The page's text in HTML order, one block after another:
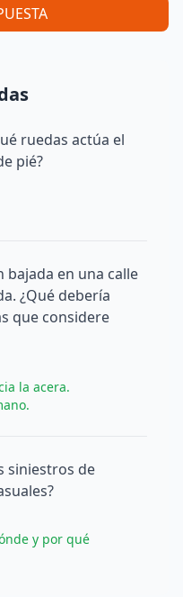
ruedas actúa el
pié?
bajada en una calle
¿Qué debería
que considere
la acera.
siniestros de
y por qué